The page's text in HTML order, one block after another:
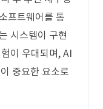
프트웨어를 통
시스템이 구현
이 우대되며, AI
중요한 요소로